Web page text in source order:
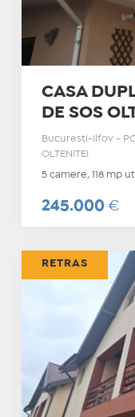
CASA
DE SOS
Bucuresti-Ilfov -
OLTENITEI
5 camere, 118 mp
245.000 €
RETRAS